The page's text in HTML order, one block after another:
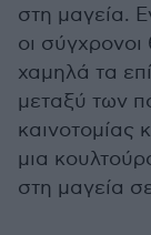
στη μαγεία.
οι
χαμηλά τα
μεταξύ των
καινοτομίας
μια
στη μαγεία